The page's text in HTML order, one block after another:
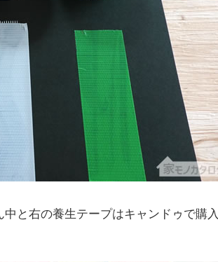
と右の養生テープはキャンドゥで購入